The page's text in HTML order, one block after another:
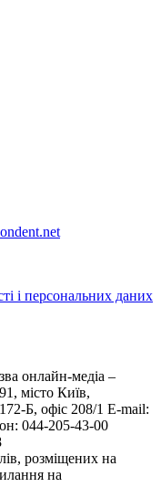
і персональних даних
онлайн-медіа –
місто Київ,
Б, офіс 208/1 E-mail:
044-205-43-00
розміщених на
на